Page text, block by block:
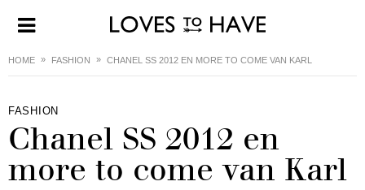
HOME FASHION CHANEL SS 2012 EN MORE TO COME VAN KARL
FASHION
Chanel SS 2012 en
more to come van Karl